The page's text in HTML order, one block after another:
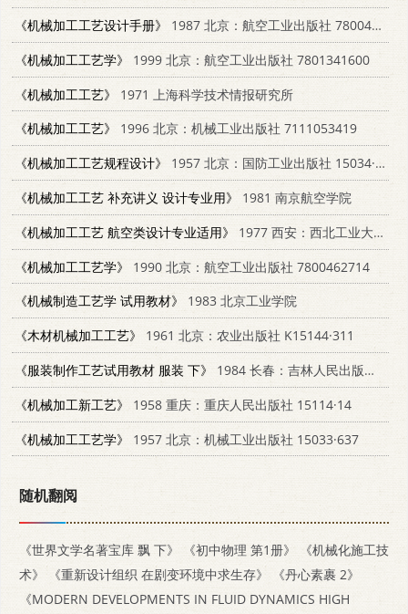
《机械加工工艺设计手册》
1987 北京：航空工业出版社 7800460061
《机械加工工艺学》
1999 北京：航空工业出版社 7801341600
《机械加工工艺》
1971 上海科学技术情报研究所
《机械加工工艺》
1996 北京：机械工业出版社 7111053419
《机械加工工艺规程设计》
1957 北京：国防工业出版社 15034·91
《机械加工工艺 补充讲义 设计专业用》
1981 南京航空学院
《机械加工工艺 航空类设计专业适用》
1977 西安：西北工业大学出版社
《机械加工工艺学》
1990 北京：航空工业出版社 7800462714
《机械制造工艺学 试用教材》
1983 北京工业学院
《木材机械加工工艺》
1961 北京：农业出版社 K15144·311
《服装制作工艺试用教材 服装 下》
1984 长春：吉林人民出版社 15091·202
《机械加工新工艺》
1958 重庆：重庆人民出版社 15114·14
《机械加工工艺学》
1957 北京：机械工业出版社 15033·637
随机翻阅
《世界文学名著宝库 飘 下》 《初中物理 第1册》
《机械化施工技
术》
《重新设计组织 在剧变环境中求生存》
《丹心素裹 2》
《MODERN DEVELOPMENTS IN FLUID DYNAMICS HIGH